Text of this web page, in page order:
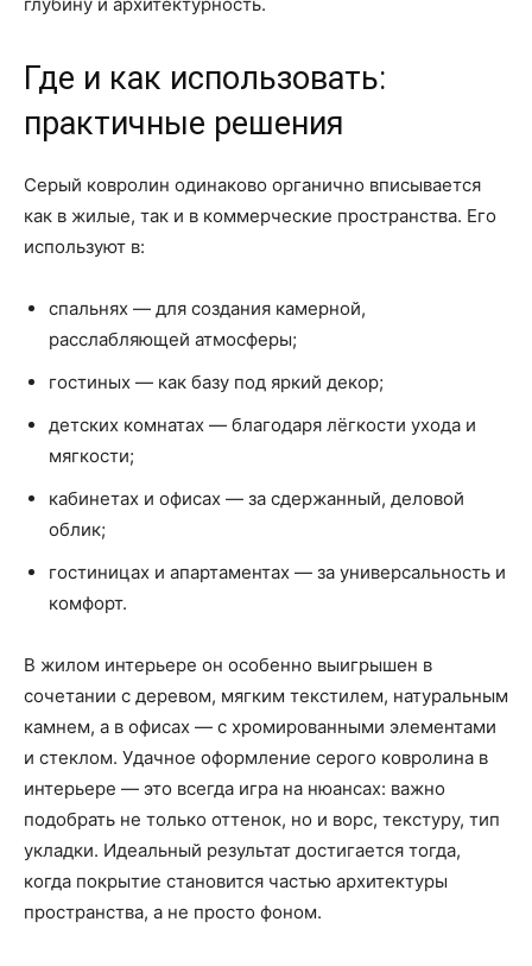
Где и как использовать:
практичные решения
Серый ковролин одинаково органично вписывается
как в жилые, так и в коммерческие пространства. Его
используют в:
спальнях — для создания камерной,
расслабляющей атмосферы;
гостиных — как базу под яркий декор;
детских комнатах — благодаря лёгкости ухода и
мягкости;
кабинетах и офисах — за сдержанный, деловой
облик;
гостиницах и апартаментах — за универсальность и
комфорт.
В жилом интерьере он особенно выигрышен в
сочетании с деревом, мягким текстилем, натуральным
камнем, а в офисах — с хромированными элементами
и стеклом. Удачное оформление серого ковролина в
интерьере — это всегда игра на нюансах: важно
подобрать не только оттенок, но и ворс, текстуру, тип
укладки. Идеальный результат достигается тогда,
когда покрытие становится частью архитектуры
пространства, а не просто фоном.